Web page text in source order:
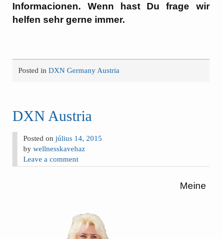
Informacionen. Wenn hast Du frage wir
helfen sehr gerne immer.
Posted inDXN Germany Austria
DXN Austria
Posted onjúlius 14, 2015
bywellnesskavehaz
Leave a comment
Meine